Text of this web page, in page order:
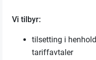
Vi tilbyr:
tilsetting i
tariffavtaler